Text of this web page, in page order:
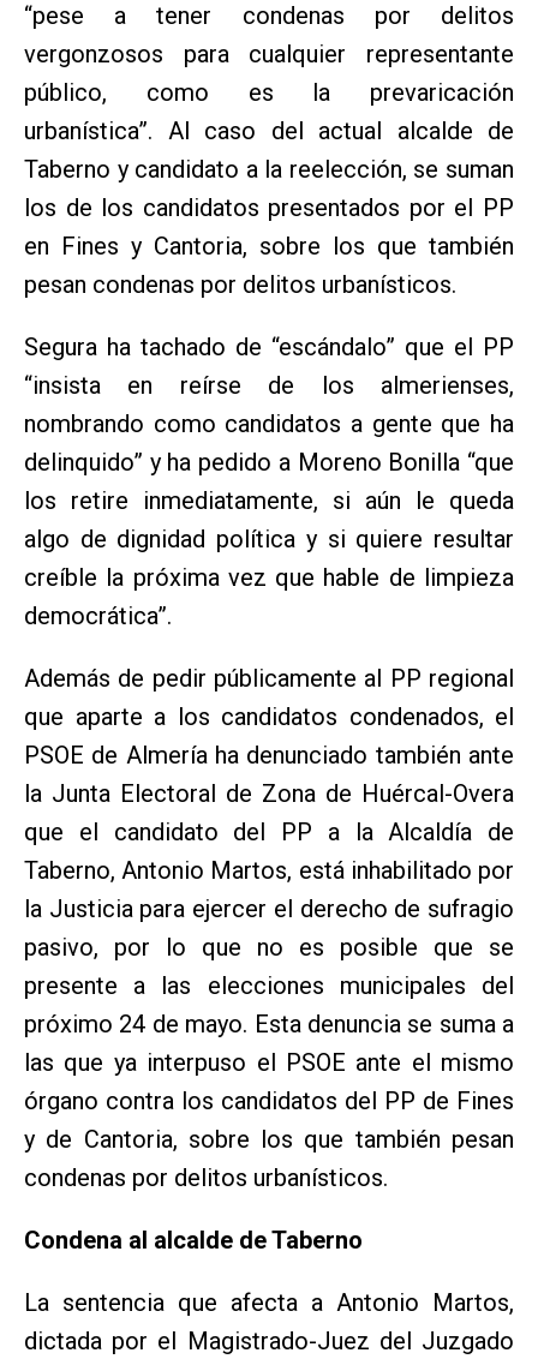
“pese a tener condenas por delitos
vergonzosos para cualquier representante
público, como es la prevaricación
urbanística”. Al caso del actual alcalde de
Taberno y candidato a la reelección, se suman
los de los candidatos presentados por el PP
en Fines y Cantoria, sobre los que también
pesan condenas por delitos urbanísticos.
Segura ha tachado de “escándalo” que el PP
“insista en reírse de los almerienses,
nombrando como candidatos a gente que ha
delinquido” y ha pedido a Moreno Bonilla “que
los retire inmediatamente, si aún le queda
algo de dignidad política y si quiere resultar
creíble la próxima vez que hable de limpieza
democrática”.
Además de pedir públicamente al PP regional
que aparte a los candidatos condenados, el
PSOE de Almería ha denunciado también ante
la Junta Electoral de Zona de Huércal-Overa
que el candidato del PP a la Alcaldía de
Taberno, Antonio Martos, está inhabilitado por
la Justicia para ejercer el derecho de sufragio
pasivo, por lo que no es posible que se
presente a las elecciones municipales del
próximo 24 de mayo. Esta denuncia se suma a
las que ya interpuso el PSOE ante el mismo
órgano contra los candidatos del PP de Fines
y de Cantoria, sobre los que también pesan
condenas por delitos urbanísticos.
Condena al alcalde de Taberno
La sentencia que afecta a Antonio Martos,
dictada por el Magistrado-Juez del Juzgado